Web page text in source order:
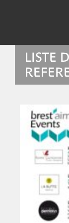
LISTE